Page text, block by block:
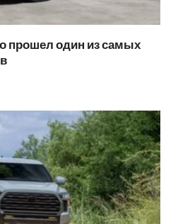
прошел один из самых